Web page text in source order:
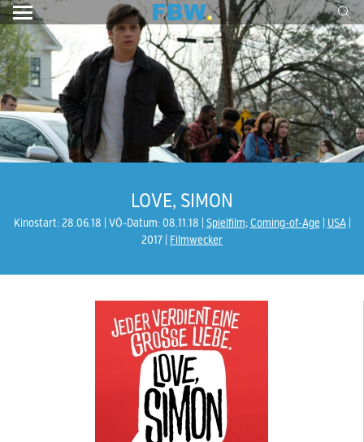
LOVE, SIMON
Kinostart: 28.06.18 VÖ-Datum: 08.11.18 Spielfilm;Coming-of-Age
USA
2017 Filmwecker